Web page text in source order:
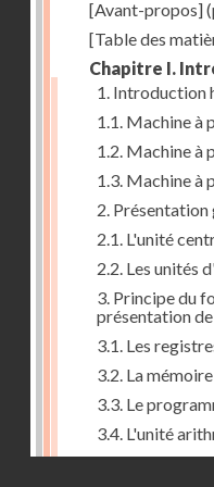
[Avant-propos]
[Table des
Chapitre I.
1. Introduction
1.1. Machine à
1.2. Machine à
1.3. Machine à
2.
2.1. L'unité
2.2. Les unités
3. Principe du
présentation
3.1. Les
3.2. La
3.3. Le
3.4. L'unité
3.5. L'unité de